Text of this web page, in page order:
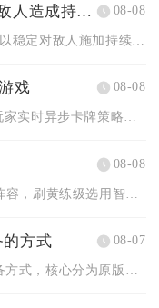
影之刃3炽刃毕业技能是否能对敌人造成持续伤害 08-08
戏 08-08
少年三国志中的PVP是多维度分层的玩家实时异步卡牌策略对战类...
08-08
的方式 08-07